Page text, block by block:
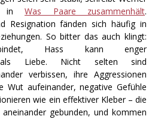
in Was Paare zusammenhält.
Resignation fänden sich häufig in
So bitter das auch klingt:
Hass kann enger
als Liebe. Nicht selten sind
verbissen, ihre Aggressionen
Wut aufeinander, negative Gefühle
wie ein effektiver Kleber – die
gebunden, und kommen